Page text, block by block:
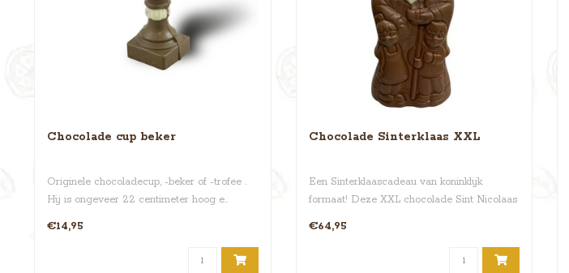
Chocolade cup beker
Originele chocoladecup, -beker of -trofee .
Hij is ongeveer 22 centimeter hoog e..
€14,95
Chocolade Sinterklaas XXL
Een Sinterklaascadeau van koninklijk
formaat! Deze XXL chocolade Sint Nicolaas
€64,95